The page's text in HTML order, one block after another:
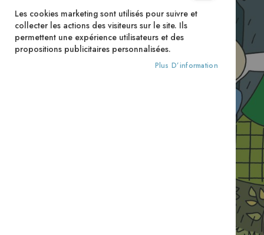
Les cookies marketing sont utilisés pour suivre et
collecter les actions des visiteurs sur le site. Ils
permettent une expérience utilisateurs et des
propositions publicitaires personnalisées.
Plus D’information